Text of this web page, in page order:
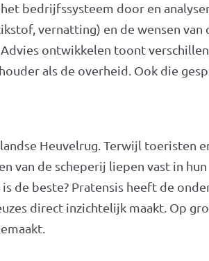
bedrijfssysteem door en
vernatting) en de wensen van
ontwikkelen toont
als de overheid. Ook die
Heuvelrug. Terwijl toeristen
van de scheperij liepen vast in hun
de beste? Pratensis heeft de
direct inzichtelijk maakt. Op